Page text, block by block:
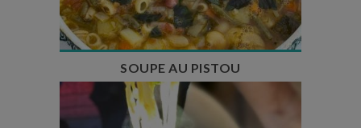
Nombre de couverts : 8
SOUPE AU PISTOU